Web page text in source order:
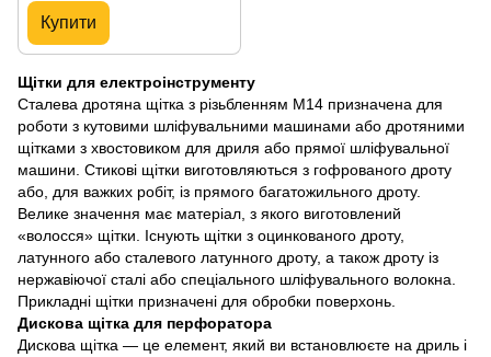
Купити
Щітки для електроінструменту
Сталева дротяна щітка з різьбленням M14 призначена для
роботи з кутовими шліфувальними машинами або дротяними
щітками з хвостовиком для дриля або прямої шліфувальної
машини. Стикові щітки виготовляються з гофрованого дроту
або, для важких робіт, із прямого багатожильного дроту.
Велике значення має матеріал, з якого виготовлений
«волосся» щітки. Існують щітки з оцинкованого дроту,
латунного або сталевого латунного дроту, а також дроту із
нержавіючої сталі або спеціального шліфувального волокна.
Прикладні щітки призначені для обробки поверхонь.
Дискова щітка для перфоратора
Дискова щітка — це елемент, який ви встановлюєте на дриль і